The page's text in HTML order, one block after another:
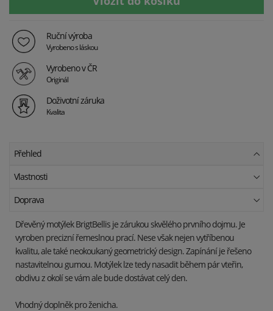
Ruční výroba
Vyrobeno s láskou
Vyrobeno v ČR
Originál
Doživotní záruka
Kvalita
Přehled
Vlastnosti
Doprava
Dřevěný motýlekBrigtBellis je zárukou skvělého prvního dojmu. Je
vyroben precizní řemeslnou prací. Nese však nejen vytříbenou
kvalitu, ale také neokoukaný geometrický design. Zapínání je řešeno
nastavitelnou gumou. Motýlek lze tedy nasadit během pár vteřin,
obdivu z okolí se vám ale bude dostávat celý den.
Vhodný doplněk pro ženicha.